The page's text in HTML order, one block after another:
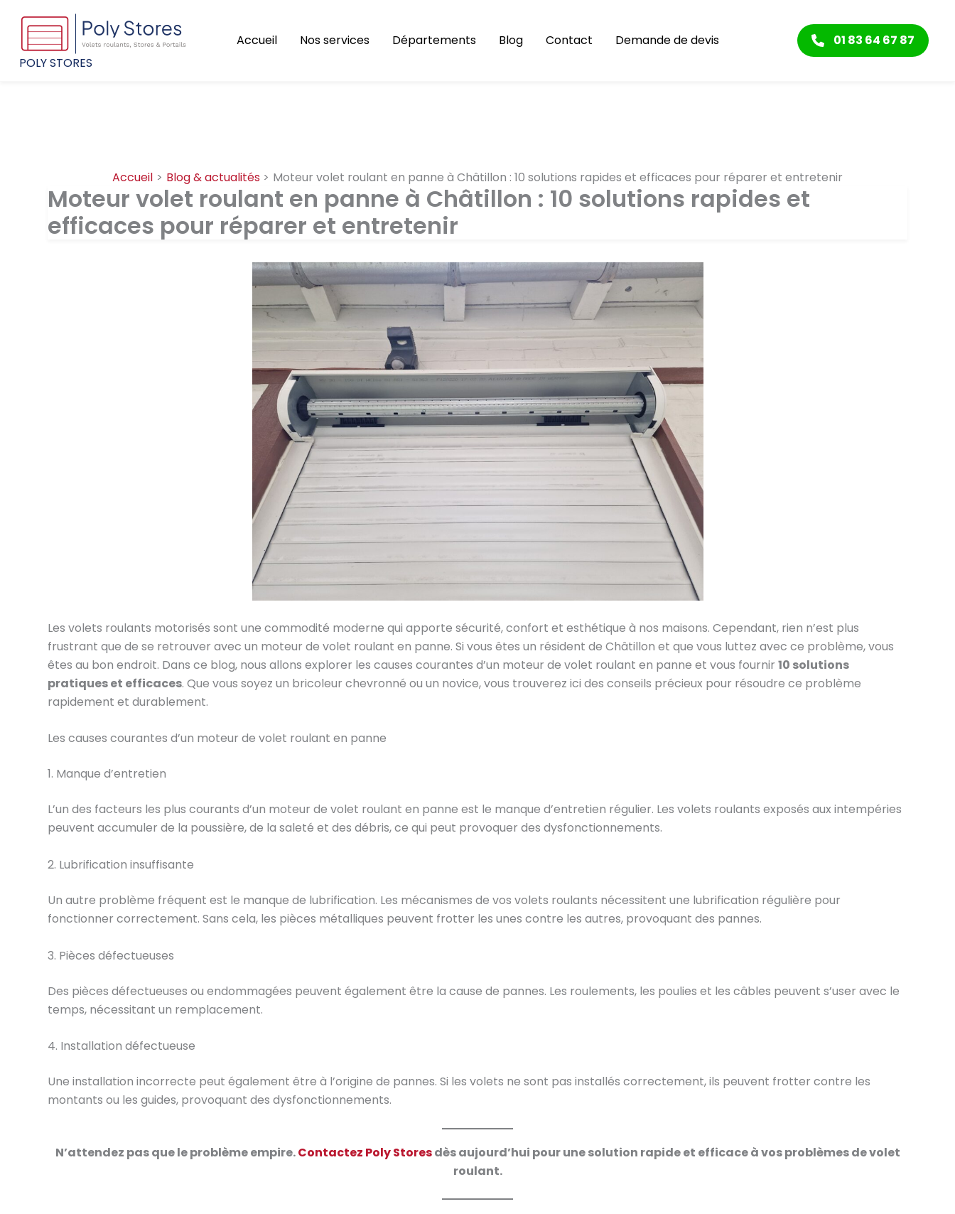
contenu
POLY STORES
Accueil Nos services Départements Blog Contact Demande de devis 01 83 64 67 87
Accueil Blog & actualités Moteur volet roulant en panne à Châtillon : 10 solutions rapides et efficaces pour réparer et entretenir
Moteur volet roulant en panne à Châtillon : 10 solutions rapides et
efficaces pour réparer et entretenir
Les volets roulants motorisés sont une commodité moderne qui apporte sécurité, confort et esthétique à nos maisons. Cependant, rien n’est plus
frustrant que de se retrouver avec un moteur de volet roulant en panne. Si vous êtes un résident de Châtillon et que vous luttez avec ce problème, vous
êtes au bon endroit. Dans ce blog, nous allons explorer les causes courantes d’un moteur de volet roulant en panne et vous fournir 10 solutions
pratiques et efficaces. Que vous soyez un bricoleur chevronné ou un novice, vous trouverez ici des conseils précieux pour résoudre ce problème
rapidement et durablement.
Les causes courantes d’un moteur de volet roulant en panne
1. Manque d’entretien
L’un des facteurs les plus courants d’un moteur de volet roulant en panne est le manque d’entretien régulier. Les volets roulants exposés aux intempéries
peuvent accumuler de la poussière, de la saleté et des débris, ce qui peut provoquer des dysfonctionnements.
2. Lubrification insuffisante
Un autre problème fréquent est le manque de lubrification. Les mécanismes de vos volets roulants nécessitent une lubrification régulière pour
fonctionner correctement. Sans cela, les pièces métalliques peuvent frotter les unes contre les autres, provoquant des pannes.
3. Pièces défectueuses
Des pièces défectueuses ou endommagées peuvent également être la cause de pannes. Les roulements, les poulies et les câbles peuvent s’user avec le
temps, nécessitant un remplacement.
4. Installation défectueuse
Une installation incorrecte peut également être à l’origine de pannes. Si les volets ne sont pas installés correctement, ils peuvent frotter contre les
montants ou les guides, provoquant des dysfonctionnements.
N’attendez pas que le problème empire.Contactez Poly Storesdès aujourd’hui pour une solution rapide et efficace à vos problèmes de volet
roulant.